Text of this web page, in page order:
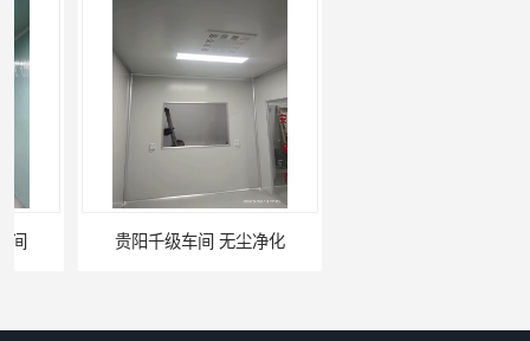
贵阳千级车间 无尘净化